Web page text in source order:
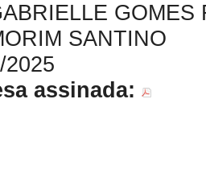
SANTINO
2025
assinada: